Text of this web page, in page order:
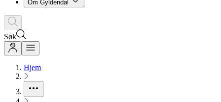
Om Gyldendal
Søk
Hjem